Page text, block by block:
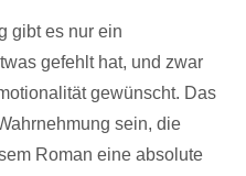
gibt es nur ein
gefehlt hat, und zwar
gewünscht. Das
sein, die
Roman eine absolute